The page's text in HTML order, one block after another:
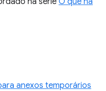
anexos temporários